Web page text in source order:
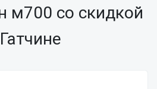
м700 со скидкой